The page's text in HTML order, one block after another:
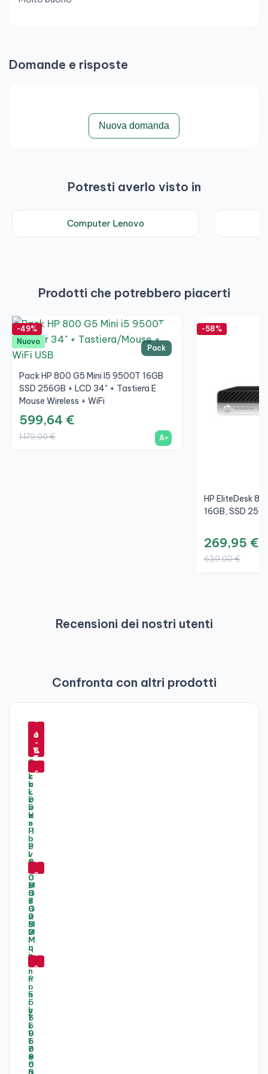
Domande e risposte
Nuova domanda
Potresti averlo visto in
Computer Lenovo
Prodotti che potrebbero piacerti
Pack
-49%
Nuovo
Pack HP 800 G5 Mini I5 9500T 16GB
SSD 256GB + LCD 34" + Tastiera E
Mouse Wireless + WiFi
599,64 €
1.179,00 € A+
-58%
HP EliteDesk
16GB, SSD
269,95 €
639,00 €
Recensioni dei nostri utenti
Confronta con altri prodotti
-
4
6
-
0
5
5
%
3
%
4
%
4
8
-
0
%
-
4
%
-
4
5